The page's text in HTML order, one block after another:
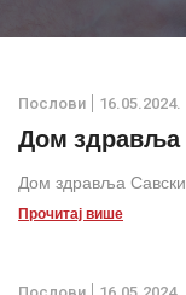
Послови 16.05.2024.
Дом здравља
Дом здравља
Прочитај више